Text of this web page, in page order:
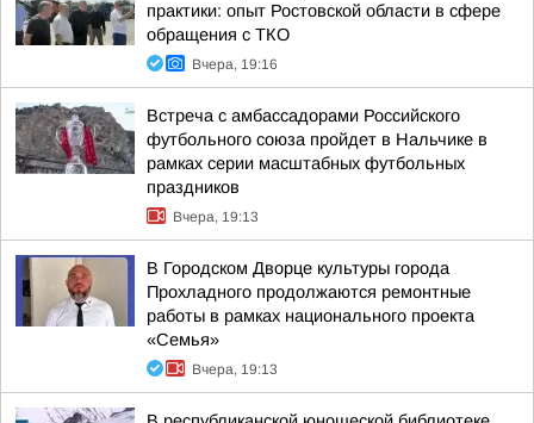
практики: опыт Ростовской области в сфере
обращения с ТКО
Вчера, 19:16
Встреча с амбассадорами Российского
футбольного союза пройдет в Нальчике в
рамках серии масштабных футбольных
праздников
Вчера, 19:13
В Городском Дворце культуры города
Прохладного продолжаются ремонтные
работы в рамках национального проекта
«Семья»
Вчера, 19:13